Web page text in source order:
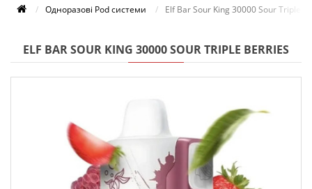
Одноразові Pod системи Elf Bar Sour King 30000 Sour Triple
ELF BAR SOUR KING 30000 SOUR TRIPLE BERRIES